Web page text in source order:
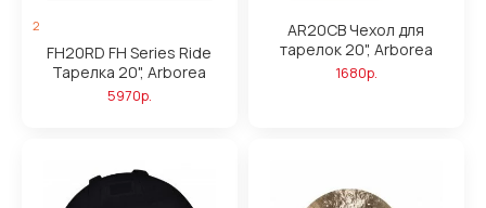
2
FH20RD FH Series Ride
Тарелка 20", Arborea
5970р.
AR20CB Чехол для
тарелок 20", Arborea
1680р.